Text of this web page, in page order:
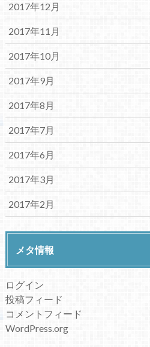
2017年12月
2017年11月
2017年10月
2017年9月
2017年8月
2017年7月
2017年6月
2017年3月
2017年2月
メタ情報
ログイン
投稿フィード
コメントフィード
WordPress.org